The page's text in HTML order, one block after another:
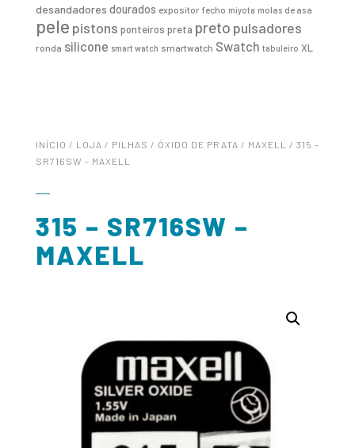
desandadores dourados expositor fecho miyota molas de asa
pele pistons ponteiros preta preto pulsadores
ronda silicone smart watch smartwatch Swatch tabuleiro XL
INÍCIO / LOJA / PILHAS / ÓXIDO DE PRATA / MAXELL
/ 315 –
SR716SW – MAXELL
315 – SR716SW –
MAXELL